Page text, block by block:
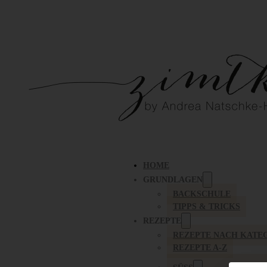
HOME
GRUNDLAGEN
BACKSCHULE
TIPPS & TRICKS
REZEPTE
REZEPTE NACH
REZEPTE A-Z